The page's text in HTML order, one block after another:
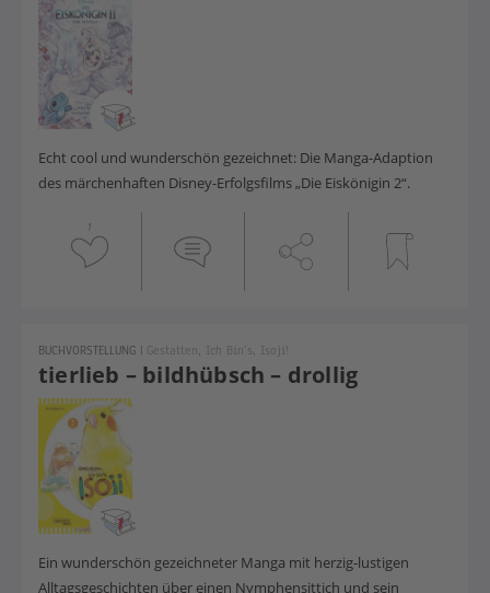
Echt cool und wunderschön gezeichnet: Die Manga-Adaption
des märchenhaften Disney-Erfolgsfilms „Die Eiskönigin 2“.
1
tierlieb – bildhübsch – drollig
BUCHVORSTELLUNG | Gestatten, Ich Bin’s, Isoji!
Ein wunderschön gezeichneter Manga mit herzig-lustigen
Alltagsgeschichten über einen Nymphensittich und sein